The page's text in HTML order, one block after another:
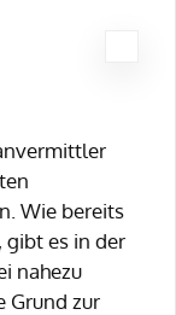
Wie bereits
gibt es in der
nahezu
Grund zur